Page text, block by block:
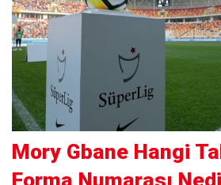
Mory Gbane Hangi
Forma Numarası